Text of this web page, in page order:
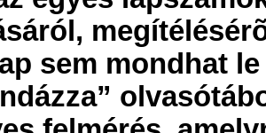
sem mondhat